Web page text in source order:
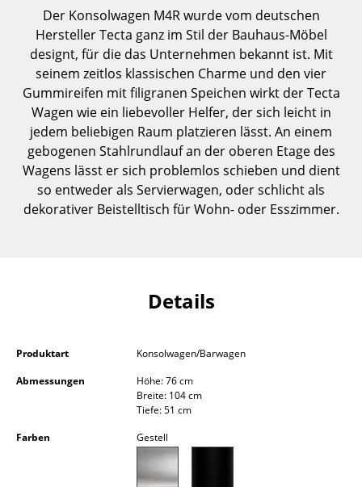
Aufbewahren
Regale & Schränke
Bücherregale
Wandregale
Sideboards & Kommoden
TV Möbel
Einzelteile
... alle Aufbewahrungsmöbel
Hängeleuchten & Deckenleuchten
Der Konsolwagen M4R wurde vom deutschen
Hersteller Tecta ganz im Stil der Bauhaus-Möbel
designt, für die das Unternehmen bekannt ist. Mit
seinem zeitlos klassischen Charme und den vier
Gummireifen mit filigranen Speichen wirkt der Tecta
Wagen wie ein liebevoller Helfer, der sich leicht in
jedem beliebigen Raum platzieren lässt. An einem
gebogenen Stahlrundlauf an der oberen Etage des
Wagens lässt er sich problemlos schieben und dient
so entweder als Servierwagen, oder schlicht als
dekorativer Beistelltisch für Wohn- oder Esszimmer.
Details
Produktart
Konsolwagen/Barwagen
Abmessungen
Höhe: 76 cm
Breite: 104 cm
Tiefe: 51 cm
Farben
Gestell